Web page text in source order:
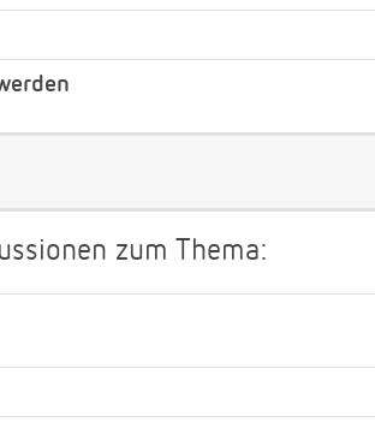
zum Thema: